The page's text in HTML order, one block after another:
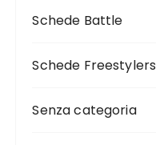
Schede Battle
Schede Freestylers
Senza categoria